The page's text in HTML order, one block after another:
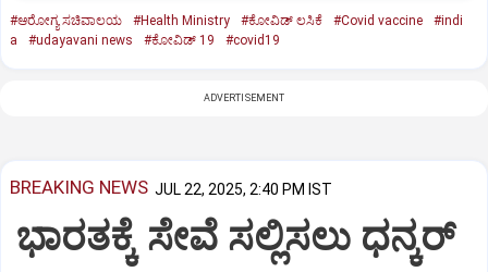
#ಆರೋಗ್ಯ ಸಚಿವಾಲಯ #Health Ministry #ಕೋವಿಡ್ ಲಸಿಕೆ #Covid vaccine
#indi
a
#udayavani news #ಕೋವಿಡ್ 19 #covid19
ADVERTISEMENT
BREAKING NEWS JUL 22, 2025, 2:40 PM IST
ಭಾರತಕ್ಕೆ ಸೇವೆ ಸಲ್ಲಿಸಲು ಧನ್ಕರ್‌